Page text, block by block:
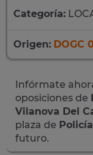
Categoría:
Origen: DOGC
Infórmate
oposiciones de
Vilanova Del
plaza de
futuro.